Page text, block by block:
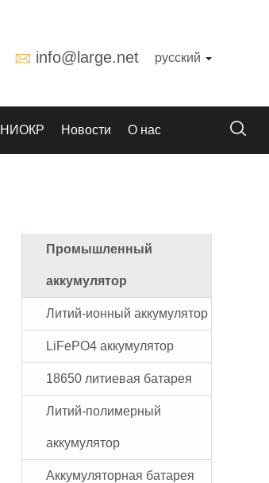
info@large.net русский
НИОКР Новости О нас
Промышленный
аккумулятор
Литий-ионный аккумулятор
LiFePO4 аккумулятор
18650 литиевая батарея
Литий-полимерный
аккумулятор
Аккумуляторная батарея